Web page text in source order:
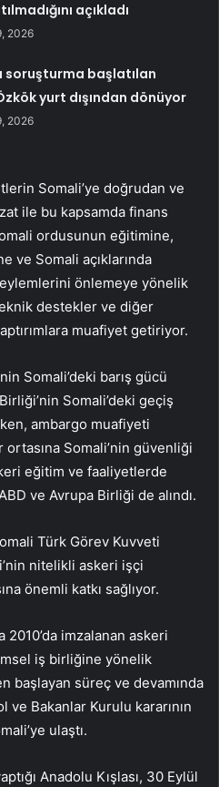
açıkladı
2026
soruşturma başlatılan
yurt dışından dönüyor
2026
Somali’ye doğrudan ve
ile bu kapsamda finans
ordusunun eğitimine,
ve Somali açıklarında
önlemeye yönelik
destekler ve diğer
muafiyet getiriyor.
Somali’deki barış gücü
Somali’deki geçiş
ambargo muafiyeti
Somali’nin güvenliği
eğitim ve faaliyetlerde
ve Avrupa Birliği de alındı.
Türk Görev Kuvveti
nitelikli askeri işçi
önemli katkı sağlıyor.
imzalanan askeri
iş birliğine yönelik
başlayan süreç ve devamında
ve Bakanlar Kurulu kararının
ulaştı.
Anadolu Kışlası, 30 Eylül